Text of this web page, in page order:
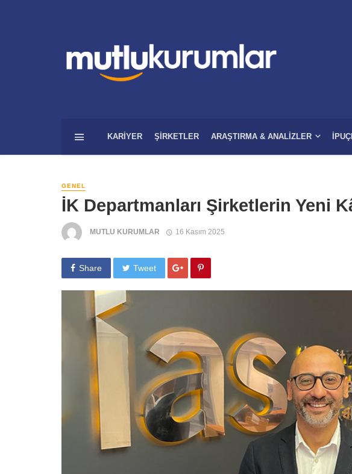
KARIYER ŞIRKETLER ARAŞTIRMA & ANALIZLER
GENEL
İK Departmanları Şirketlerin Yeni
MUTLU KURUMLAR 16 Kasım 2025
Share Tweet